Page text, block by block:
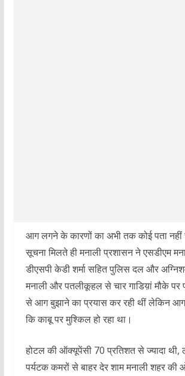
आग लगने के कारणों का अभी तक कोई पता नहीं
सूचना मिलते ही मनाली प्रशासन ने एसडीएम
डीएसपी केडी शर्मा सहित पुलिस दल और
मनाली और पतलीकूहल से चार गाडिय़ां मौके
से आग बुझाने का प्रयास कर रही थीं लेकिन
कि काबू पर मुश्किल हो रहा था।
होटल की ऑक्यूपेंसी 70 प्रतिशत से ज्यादा थी,
पर्यटक कमरों से बाहर देर शाम मनाली शहर